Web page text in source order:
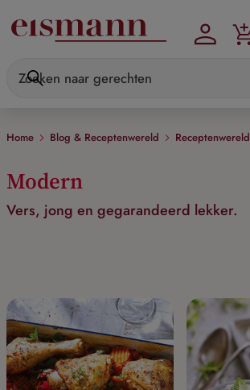
Home Blog & Receptenwereld Receptenwereld
Modern
Vers, jong en gegarandeerd lekker.